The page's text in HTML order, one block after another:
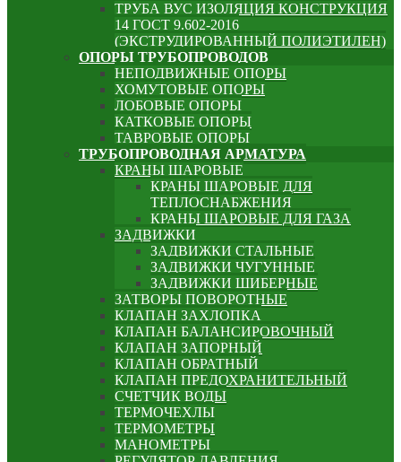
ТРУБА ВУС ИЗОЛЯЦИЯ КОНСТРУКЦИЯ
14 ГОСТ 9.602-2016
(ЭКСТРУДИРОВАННЫЙ ПОЛИЭТИЛЕН)
ОПОРЫ ТРУБОПРОВОДОВ
НЕПОДВИЖНЫЕ ОПОРЫ
ХОМУТОВЫЕ ОПОРЫ
ЛОБОВЫЕ ОПОРЫ
КАТКОВЫЕ ОПОРЫ
ТАВРОВЫЕ ОПОРЫ
ТРУБОПРОВОДНАЯ АРМАТУРА
КРАНЫ ШАРОВЫЕ
КРАНЫ ШАРОВЫЕ ДЛЯ
ТЕПЛОСНАБЖЕНИЯ
КРАНЫ ШАРОВЫЕ ДЛЯ ГАЗА
ЗАДВИЖКИ
ЗАДВИЖКИ СТАЛЬНЫЕ
ЗАДВИЖКИ ЧУГУННЫЕ
ЗАДВИЖКИ ШИБЕРНЫЕ
ЗАТВОРЫ ПОВОРОТНЫЕ
КЛАПАН ЗАХЛОПКА
КЛАПАН БАЛАНСИРОВОЧНЫЙ
КЛАПАН ЗАПОРНЫЙ
КЛАПАН ОБРАТНЫЙ
КЛАПАН ПРЕДОХРАНИТЕЛЬНЫЙ
СЧЕТЧИК ВОДЫ
ТЕРМОЧЕХЛЫ
ТЕРМОМЕТРЫ
МАНОМЕТРЫ